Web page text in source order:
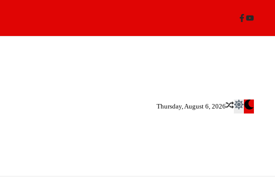
Thursday, August 6, 2026